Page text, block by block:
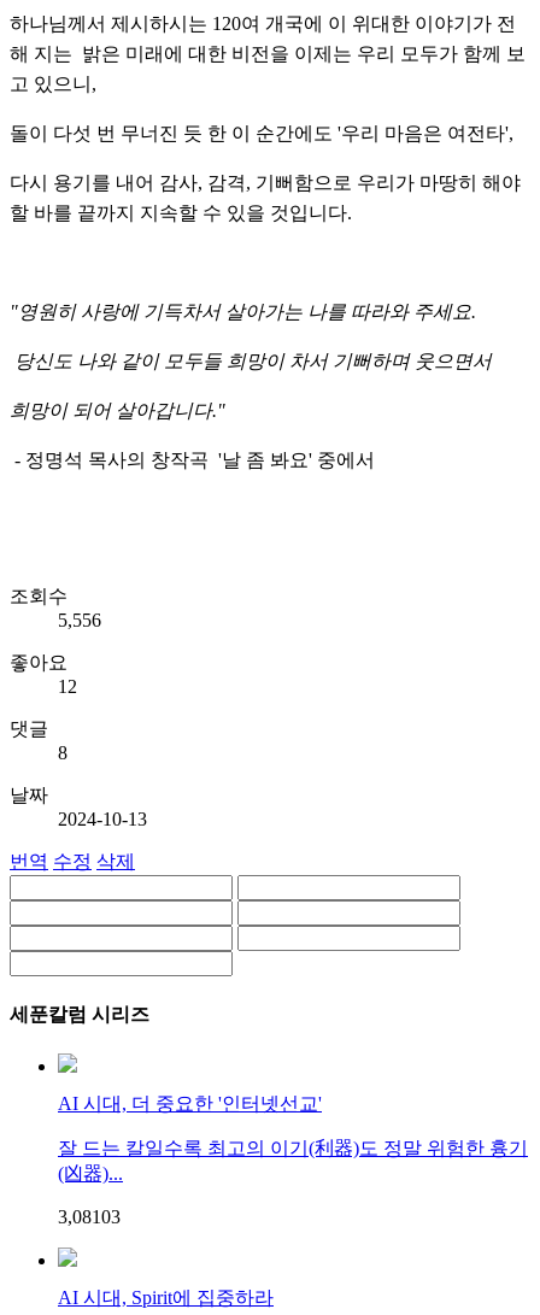
하나님께서 제시하시는 120여 개국에 이 위대한 이야기가 전
해 지는 밝은 미래에 대한 비전을 이제는 우리 모두가 함께 보
고 있으니,
돌이 다섯 번 무너진 듯 한 이 순간에도 '우리 마음은 여전타',
다시 용기를 내어 감사, 감격, 기뻐함으로 우리가 마땅히 해야
할 바를 끝까지 지속할 수 있을 것입니다.
"영원히 사랑에 기득차서 살아가는 나를 따라와 주세요.
당신도 나와 같이 모두들 희망이 차서 기뻐하며 웃으면서
희망이 되어 살아갑니다."
- 정명석 목사의 창작곡 '날 좀 봐요' 중에서
조회수
5,556
좋아요
12
댓글
8
날짜
2024-10-13
번역 수정 삭제
세푼칼럼 시리즈
AI 시대, 더 중요한 '인터넷선교'
잘 드는 칼일수록 최고의 이기(利器)도 정말 위험한 흉기
(凶器)...
3,08103
AI 시대, Spirit에 집중하라